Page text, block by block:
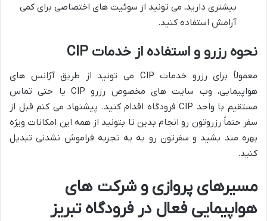
بیشتری دارید، می تونید از سوئیت های اختصاصی برای کمی
آرامش استفاده کنید.
نحوه رزرو و استفاده از خدمات CIP
معمولاً برای رزرو خدمات CIP می تونید از طریق آژانس های
هواپیمایی، وب سایت های مخصوص رزرو CIP یا حتی تماس
مستقیم با واحد CIP فرودگاه اقدام کنید. پیشنهاد می کنم قبل از
سفر حتماً رزروتون رو انجام بدین تا بتونید از همه این امکانات ویژه
بهره مند بشید و سفرتون رو به یه تجربه فراموش نشدنی تبدیل
کنید.
مسیرهای پروازی و شرکت های
هواپیمایی فعال در فرودگاه تبریز